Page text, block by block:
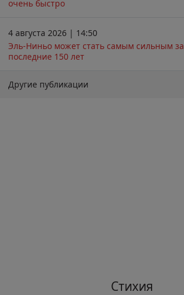
очень быстро
4 августа 2026 | 14:50
Эль-Ниньо может стать самым сильным за
последние 150 лет
Другие публикации
Стихия